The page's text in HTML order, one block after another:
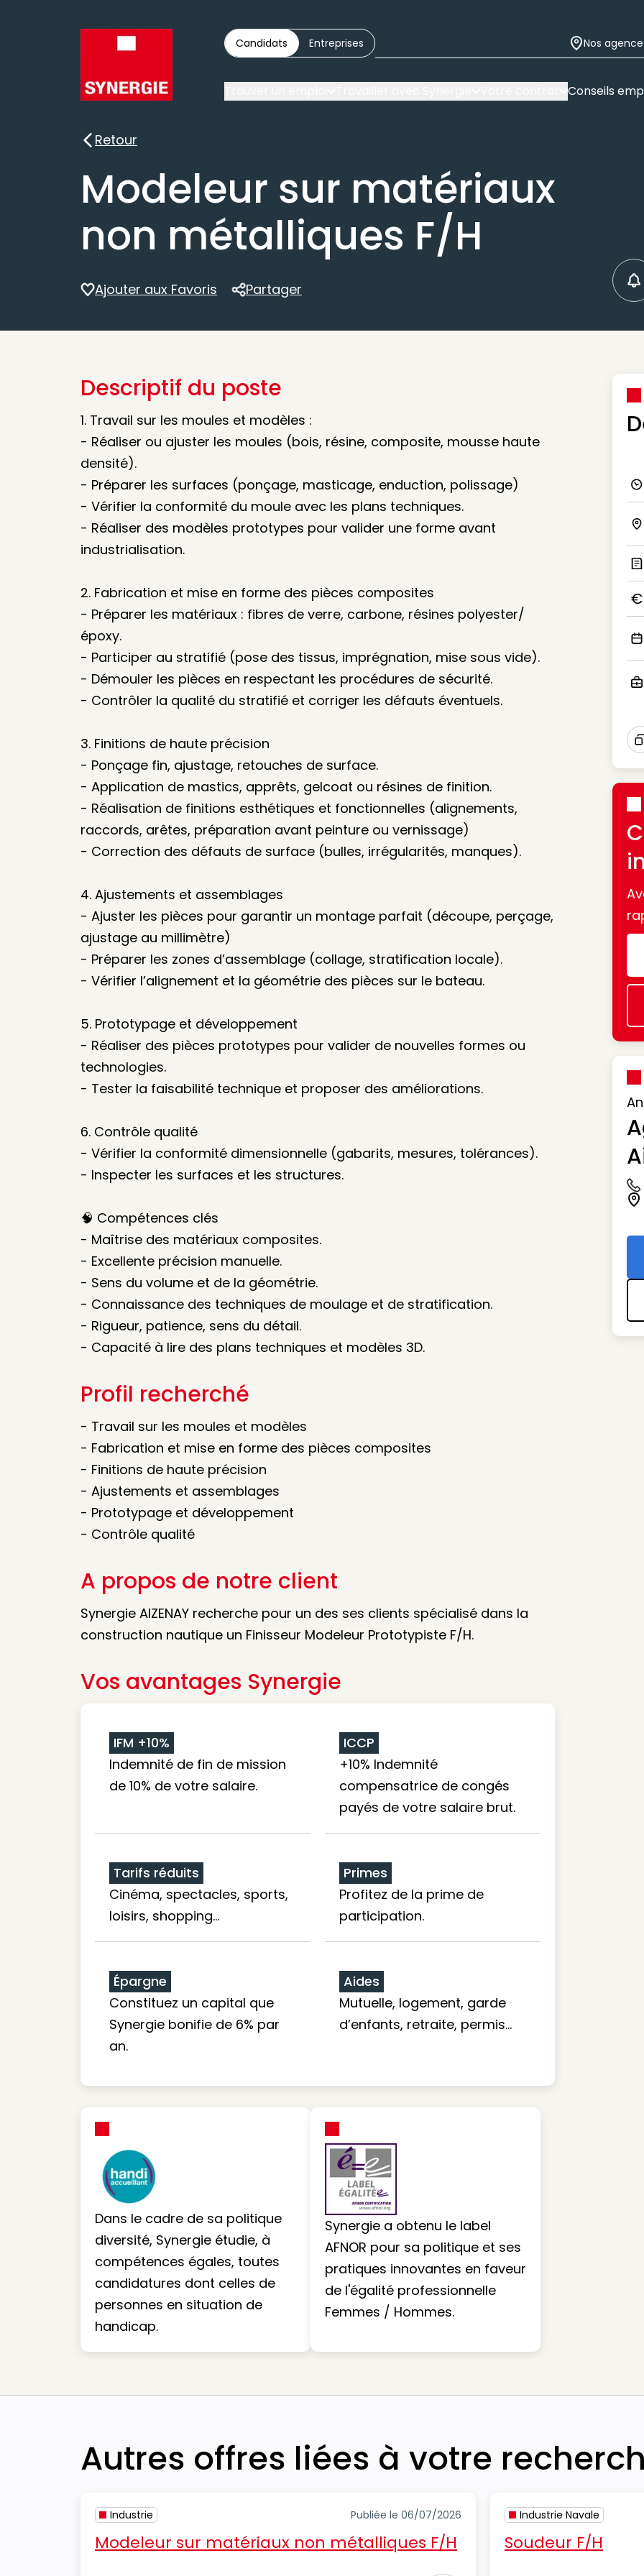
Candidats Entreprises Nos
Conseils
Retour
Retour
Modeleur sur matériaux
non métalliques F/H
Ajouter aux Favoris
Partager
Partager
Descriptif du poste
1. Travail sur les moules et modèles :
- Réaliser ou ajuster les moules (bois, résine, composite, mousse haute
densité).
- Préparer les surfaces (ponçage, masticage, enduction, polissage)
- Vérifier la conformité du moule avec les plans techniques.
- Réaliser des modèles prototypes pour valider une forme avant
industrialisation.
2. Fabrication et mise en forme des pièces composites
- Préparer les matériaux : fibres de verre, carbone, résines polyester/
époxy.
- Participer au stratifié (pose des tissus, imprégnation, mise sous vide).
- Démouler les pièces en respectant les procédures de sécurité.
- Contrôler la qualité du stratifié et corriger les défauts éventuels.
3. Finitions de haute précision
- Ponçage fin, ajustage, retouches de surface.
- Application de mastics, apprêts, gelcoat ou résines de finition.
- Réalisation de finitions esthétiques et fonctionnelles (alignements,
raccords, arêtes, préparation avant peinture ou vernissage)
- Correction des défauts de surface (bulles, irrégularités, manques).
4. Ajustements et assemblages
- Ajuster les pièces pour garantir un montage parfait (découpe, perçage,
ajustage au millimètre)
- Préparer les zones d’assemblage (collage, stratification locale).
- Vérifier l’alignement et la géométrie des pièces sur le bateau.
5. Prototypage et développement
- Réaliser des pièces prototypes pour valider de nouvelles formes ou
technologies.
- Tester la faisabilité technique et proposer des améliorations.
6. Contrôle qualité
- Vérifier la conformité dimensionnelle (gabarits, mesures, tolérances).
- Inspecter les surfaces et les structures.
🧠 Compétences clés
- Maîtrise des matériaux composites.
- Excellente précision manuelle.
- Sens du volume et de la géométrie.
- Connaissance des techniques de moulage et de stratification.
- Rigueur, patience, sens du détail.
- Capacité à lire des plans techniques et modèles 3D.
Profil recherché
- Travail sur les moules et modèles
- Fabrication et mise en forme des pièces composites
- Finitions de haute précision
- Ajustements et assemblages
- Prototypage et développement
- Contrôle qualité
A propos de notre client
Synergie AIZENAY recherche pour un des ses clients spécialisé dans la
construction nautique un Finisseur Modeleur Prototypiste F/H.
Vos avantages Synergie
IFM +10%
Indemnité de fin de mission
de 10% de votre salaire.
ICCP
+10% Indemnité
compensatrice de congés
payés de votre salaire brut.
Tarifs réduits
Cinéma, spectacles, sports,
loisirs, shopping...
Primes
Profitez de la prime de
participation.
Épargne
Constituez un capital que
Synergie bonifie de 6% par
an.
Aides
Mutuelle, logement, garde
d’enfants, retraite, permis…
Dans le cadre de sa politique
diversité, Synergie étudie, à
compétences égales, toutes
candidatures dont celles de
personnes en situation de
handicap.
Synergie a obtenu le label
AFNOR pour sa politique et ses
pratiques innovantes en faveur
de l'égalité professionnelle
Femmes / Hommes.
Autres offres liées à votre
Industrie Publiée le 06/07/2026
Modeleur sur matériaux non métalliques F/H
Industrie Navale
Soudeur F/H